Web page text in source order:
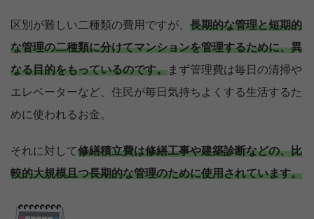
区別が難しい二種類の費用ですが、 長期的な管理と短期的
な管理の二種類に分けてマンションを管理するために、異
なる目的をもっているのです。まず管理費は毎日の清掃や
エレベーターなど、住民が毎日気持ちよくする生活するた
めに使われるお金。
それに対して修繕積立費は修繕工事や建築診断などの、比
較的大規模且つ長期的な管理のために使用されています。